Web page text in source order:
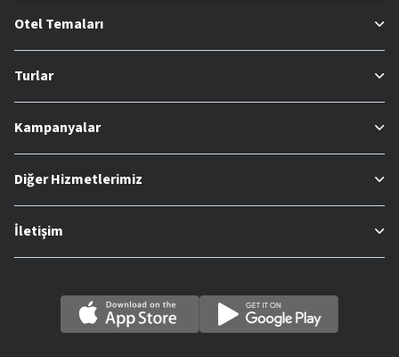
Otel Temaları
Turlar
Kampanyalar
Diğer Hizmetlerimiz
İletişim